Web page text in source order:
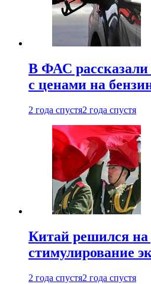
В ФАС рассказали
с ценами на
2 года спустя2 года спустя
Китай решился на
стимулирование
2 года спустя2 года спустя